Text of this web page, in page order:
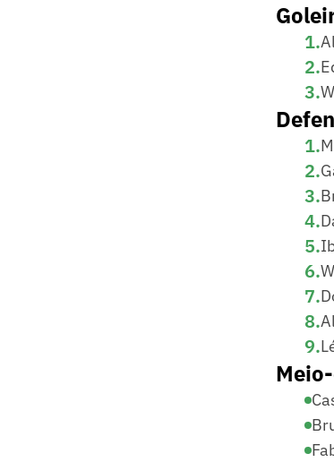
1.
2.
3.
1.
2.
3.
4.
5.
6.
7.
8.
9.